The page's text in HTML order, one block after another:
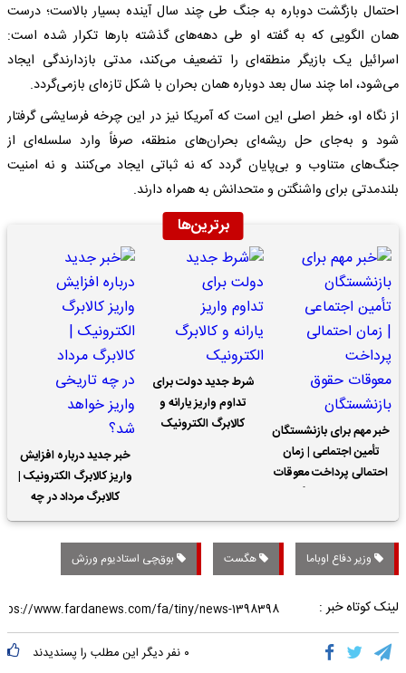
احتمال بازگشت دوباره به جنگ طی چند سال آینده بسیار بالاست؛ درست
همان الگویی که به گفته او طی دهه‌های گذشته بارها تکرار شده است:
اسرائیل یک بازیگر منطقه‌ای را تضعیف می‌کند، مدتی بازدارندگی ایجاد
می‌شود، اما چند سال بعد دوباره همان بحران با شکل تازه‌ای بازمی‌گردد.
از نگاه او، خطر اصلی این است که آمریکا نیز در این چرخه فرسایشی گرفتار
شود و به‌جای حل ریشه‌ای بحران‌های منطقه، صرفاً وارد سلسله‌ای از
جنگ‌های متناوب و بی‌پایان گردد که نه ثباتی ایجاد می‌کنند و نه امنیت
بلندمدتی برای واشنگتن و متحدانش به همراه دارند.
برترین‌ها
خبر مهم برای بازنشستگان
تأمین اجتماعی | زمان
احتمالی پرداخت معوقات
شرط جدید دولت برای
تداوم واریز یارانه و
کالابرگ الکترونیک
خبر جدید درباره افزایش
واریز کالابرگ الکترونیک |
کالابرگ مرداد در چه
تاریخی واریز خواهد شد؟
وزیر دفاع اوباما هگست بوق‌چی استادیوم ورزش
لینک کوتاه خبر :
۰ نفر دیگر این مطلب را پسندیدند